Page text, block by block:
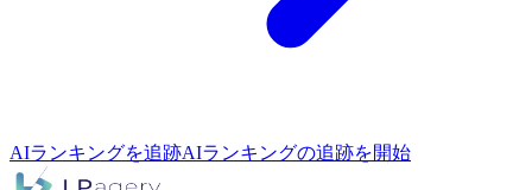
AIランキングを追跡AIランキングの追跡を開始